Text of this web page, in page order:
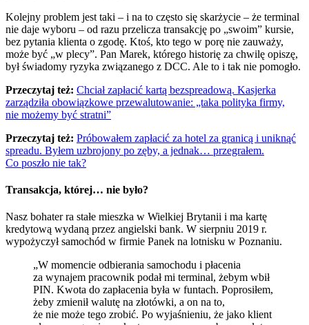
Kolejny problem jest taki – i na to często się skarżycie – że terminal
nie daje wyboru – od razu przelicza transakcję po „swoim” kursie,
bez pytania klienta o zgodę. Ktoś, kto tego w porę nie zauważy,
może być „w plecy”. Pan Marek, którego historię za chwilę opiszę,
był świadomy ryzyka związanego z DCC. Ale to i tak nie pomogło.
Przeczytaj też: Chciał zapłacić kartą bezspreadową. Kasjerka
zarządziła obowiązkowe przewalutowanie: „taka polityka firmy,
nie możemy być stratni”
Przeczytaj też: Próbowałem zapłacić za hotel za granicą i uniknąć
spreadu. Byłem uzbrojony po zęby, a jednak… przegrałem.
Co poszło nie tak?
Transakcja, której… nie było?
Nasz bohater ra stałe mieszka w Wielkiej Brytanii i ma kartę
kredytową wydaną przez angielski bank. W sierpniu 2019 r.
wypożyczył samochód w firmie Panek na lotnisku w Poznaniu.
„W momencie odbierania samochodu i płacenia
za wynajem pracownik podał mi terminal, żebym wbił
PIN. Kwota do zapłacenia była w funtach. Poprosiłem,
żeby zmienił walutę na złotówki, a on na to,
że nie może tego zrobić. Po wyjaśnieniu, że jako klient